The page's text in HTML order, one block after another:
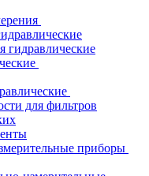
гидравлические
для фильтров
приборы